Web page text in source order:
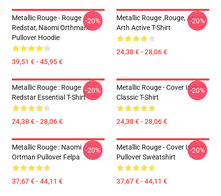
Metallic Rouge - Rouge
Redstar, Naomi Orthmann
Pullover Hoodie
39,51 € - 45,95 €
-20%
Metallic Rouge ,rouge, Anime
Arth Active T-Shirt
24,38 € - 28,06 €
-20%
Metallic Rouge : Rouge
Redstar Essential T-Shirt
24,38 € - 28,06 €
-20%
Metallic Rouge - Cover Image
Classic T-Shirt
24,38 € - 28,06 €
-20%
Metallic Rouge : Naomi
Ortman Pullover Felpa
37,67 € - 44,11 €
-20%
Metallic Rouge - Cover Image
Pullover Sweatshirt
37,67 € - 44,11 €
-20%